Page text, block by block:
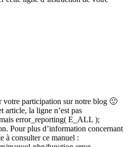
votre participation sur notre blog 🙂
article, la ligne n’est pas
error_reporting( E_ALL );
Pour plus d’information concernant
à consulter ce manuel :